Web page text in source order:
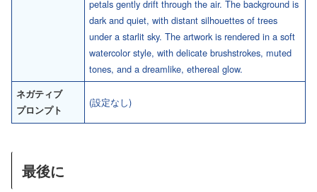
petals gently drift through the air. The background is
dark and quiet, with distant silhouettes of trees
under a starlit sky. The artwork is rendered in a soft
watercolor style, with delicate brushstrokes, muted
tones, and a dreamlike, ethereal glow.
ネガティブ
プロンプト
(設定なし)
最後に